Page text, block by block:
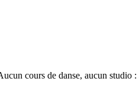
cours de danse, aucun studio :